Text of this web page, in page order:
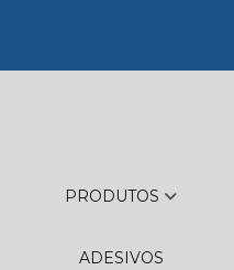
PRODUTOS
ADESIVOS